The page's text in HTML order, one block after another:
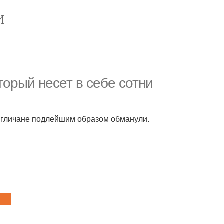
несет в себе сотни
подлейшим образом обманули.